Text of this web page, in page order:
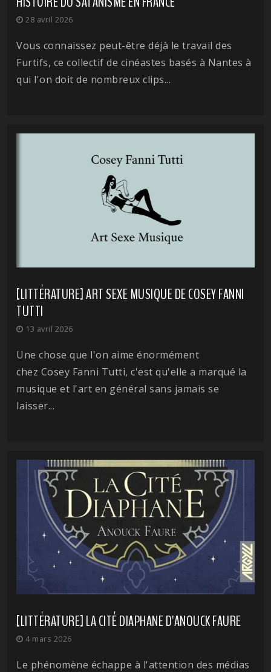
28 avril 2026
Vous connaissez peut-être déjà le travail des
Furtifs, ce collectif de cinéastes basés à Nantes à
qui l'on doit de nombreux clips...
[LITTÉRATURE] ART SEXE MUSIQUE DE COSEY FANNI
TUTTI
13 avril 2026
Une chose que l'on aime énormément
chez Cosey Fanni Tutti, c'est qu'elle a marqué la
musique et l'art en général sans jamais se
laisser...
[LITTÉRATURE] LA CITÉ DIAPHANE D'ANOUCK FAURE
4 mars 2026
Le phénomène échappe à l'attention des médias